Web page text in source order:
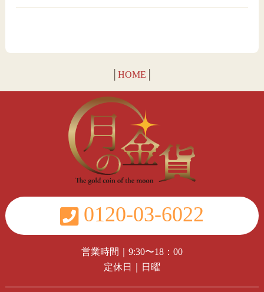
HOME
0120-03-6022
営業時間｜9:30〜18：00
定休日｜日曜